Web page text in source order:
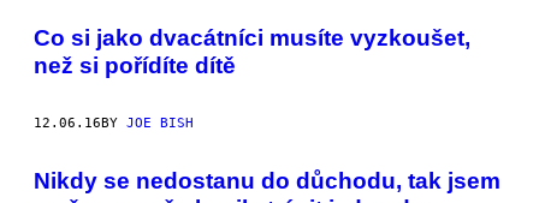
POSTS
BY
THIS
Co si jako dvacátníci musíte vyzkoušet,
než si pořídíte dítě
12.06.16BY JOE BISH
Nikdy se nedostanu do důchodu, tak jsem